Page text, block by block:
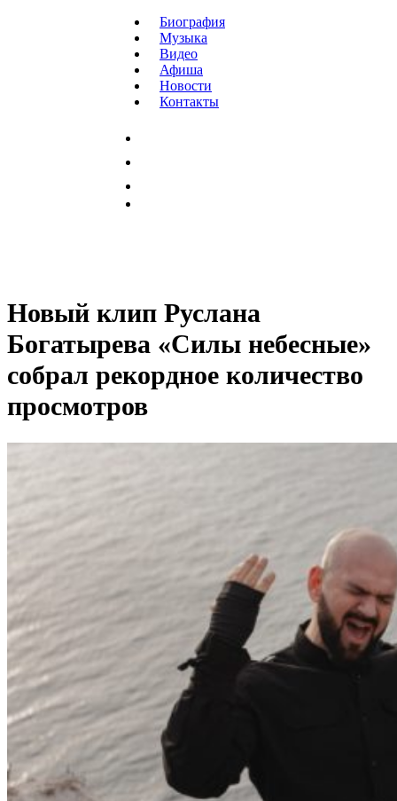
Биография
Музыка
Видео
Афиша
Новости
Контакты
Новый клип Руслана
Богатырева «Силы небесные»
собрал рекордное количество
просмотров